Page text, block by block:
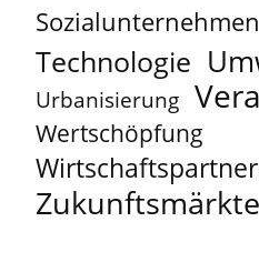
Sozialunternehmen
Technologie
Urbanisierung
Wertschöpfung
Zukunftsmärkte